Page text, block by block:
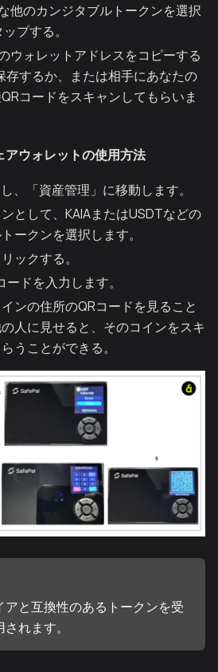
他のカンジタブルトークンを選択
プする。
ウォレットアドレスをコピーする
存するか、または相手にあなたの
コードをスキャンしてもらいま
ウォレットの使用方法
、「資産管理」に移動します。
として、KAIAまたはUSDTなどの
ークンを選択します。
ックする。
ードを入力します。
ンの住所のQRコードを見ること
人に見せると、そのコインをスキ
うことができる。
と互換性のあるトークンを受
れます。